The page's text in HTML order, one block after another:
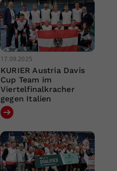
17.09.2025
KURIER Austria Davis
Cup Team im
Viertelfinalkracher
gegen Italien